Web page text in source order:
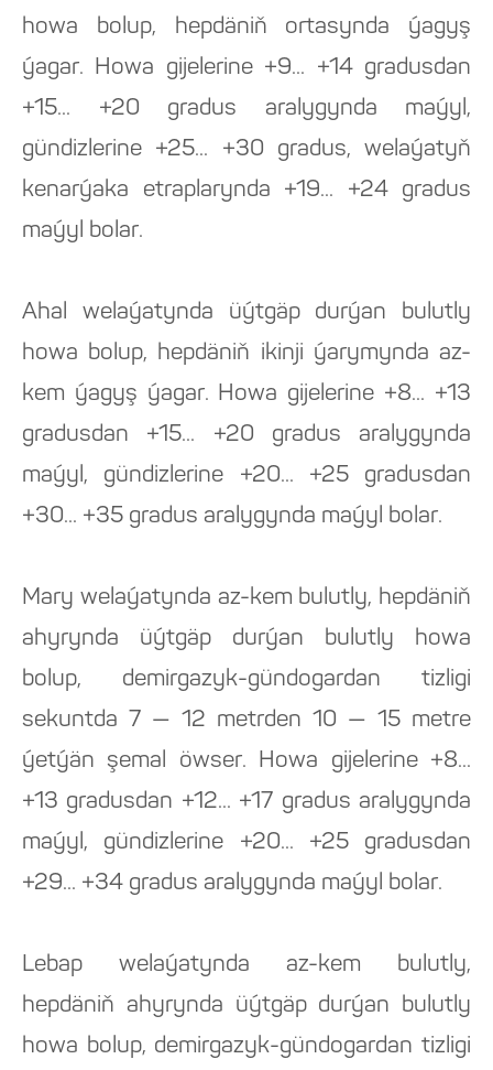
howa bolup, hepdäniň ortasynda ýagyş
ýagar. Howa gijelerine +9... +14 gradusdan
+15... +20 gradus aralygynda maýyl,
gündizlerine +25... +30 gradus, welaýatyň
kenarýaka etraplarynda +19... +24 gradus
maýyl bolar.
Ahal welaýatynda üýtgäp durýan bulutly
howa bolup, hepdäniň ikinji ýarymynda az-
kem ýagyş ýagar. Howa gijelerine +8... +13
gradusdan +15... +20 gradus aralygynda
maýyl, gündizlerine +20... +25 gradusdan
+30... +35 gradus aralygynda maýyl bolar.
Mary welaýatynda az-kem bulutly, hepdäniň
ahyrynda üýtgäp durýan bulutly howa
bolup, demirgazyk-gündogardan tizligi
sekuntda 7 — 12 metrden 10 — 15 metre
ýetýän şemal öwser. Howa gijelerine +8...
+13 gradusdan +12... +17 gradus aralygynda
maýyl, gündizlerine +20... +25 gradusdan
+29... +34 gradus aralygynda maýyl bolar.
Lebap welaýatynda az-kem bulutly,
hepdäniň ahyrynda üýtgäp durýan bulutly
howa bolup, demirgazyk-gündogardan tizligi